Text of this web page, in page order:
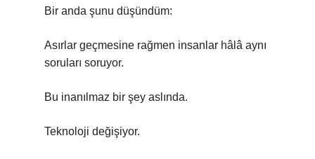
Bir anda şunu düşündüm:
Asırlar geçmesine rağmen insanlar hâlâ aynı
soruları soruyor.
Bu inanılmaz bir şey aslında.
Teknoloji değişiyor.